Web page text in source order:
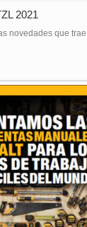
2021
novedades que